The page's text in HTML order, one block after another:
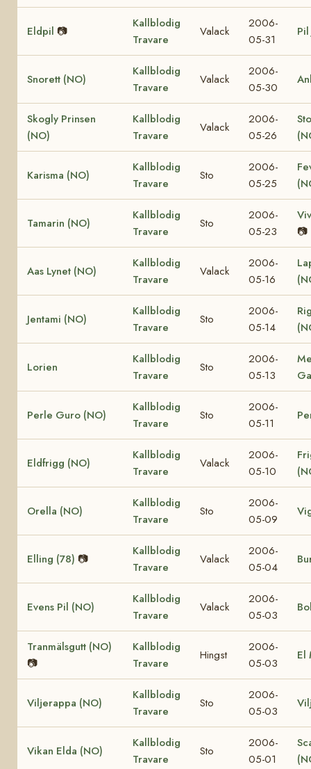
Eldpil 📷
Kallblodig
Travare
Valack
2006-
05-31
Pil
Snorett (NO)
Kallblodig
Travare
Valack
2006-
05-30
Skogly Prinsen
(NO)
Kallblodig
Travare
Valack
2006-
05-26
Karisma (NO)
Kallblodig
Travare
Sto
2006-
05-25
Tamarin (NO)
Kallblodig
Travare
Sto
2006-
05-23
📷
Aas Lynet (NO)
Kallblodig
Travare
Valack
2006-
05-16
Jentami (NO)
Kallblodig
Travare
Sto
2006-
05-14
Lorien
Kallblodig
Travare
Sto
2006-
05-13
Perle Guro (NO)
Kallblodig
Travare
Sto
2006-
05-11
Eldfrigg (NO)
Kallblodig
Travare
Valack
2006-
05-10
Orella (NO)
Kallblodig
Travare
Sto
2006-
05-09
Elling (78) 📷
Kallblodig
Travare
Valack
2006-
05-04
Evens Pil (NO)
Kallblodig
Travare
Valack
2006-
05-03
Tranmälsgutt (NO)
📷
Kallblodig
Travare
Hingst
2006-
05-03
El
Viljerappa (NO)
Kallblodig
Travare
Sto
2006-
05-03
Vikan Elda (NO)
Kallblodig
Travare
Sto
2006-
05-01